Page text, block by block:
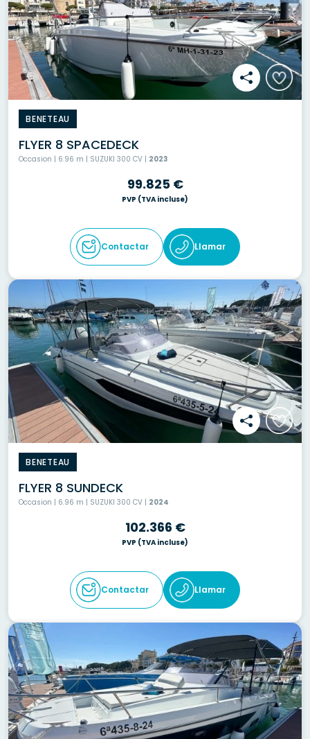
BENETEAU
FLYER 8 SPACEDECK
Occasion | 6.96 m | SUZUKI 300 CV | 2023
99.825 €
PVP (TVA incluse)
Contactar Llamar
BENETEAU
FLYER 8 SUNDECK
Occasion | 6.96 m | SUZUKI 300 CV | 2024
102.366 €
PVP (TVA incluse)
Contactar Llamar